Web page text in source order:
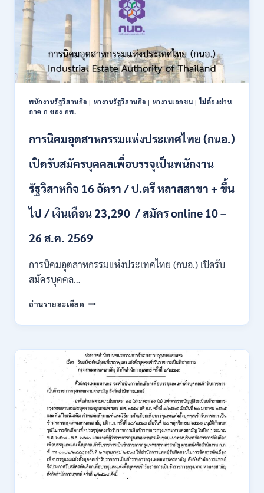
พนักงานรัฐวิสาหกิจ | หางานรัฐวิสาหกิจ | หางานเอกชน |ไม่ต้องผ่าน
ภาค ก ของ กพ.
การนิคมอุตสาหกรรมแห่งประเทศไทย (กนอ.)
เปิดรับสมัครบุคคลเพื่อบรรจุเป็นพนักงาน
รัฐวิสาหกิจ 16 อัตรา / ป.ตรี หลาสสาขา + ขึ้น
ไป / เงินเดือน 23,290 / สมัคร online 10 –
26 ส.ค. 2569
การนิคมอุตสาหกรรมแห่งประเทศไทย (กนอ.) เปิดรับ
สมัครบุคคล…
อ่านรายละเอียด การ
อุตสาหกรรม
ประเทศไทย
(กนอ.)
เปิด
รับ
สมัคร
บุคคล
เพื่อ
บรรจุ
เป็น
พนักงาน
รัฐวิสาหกิจ
16